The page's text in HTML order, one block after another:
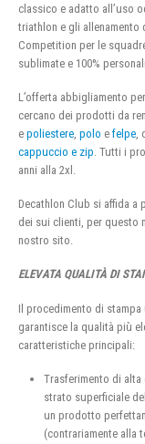
classico e adatto all’uso
triathlon e gli allenamento
Competition per le
sublimate e 100%
L’offerta abbigliamento
cercano dei prodotti da
e poliestere polo e felpe
cappuccio e zip . Tutti i
anni alla 2xl.
Decathlon Club si affida
dei sui clienti, per questo
nostro sito.
ELEVATA QUALITÀ DI
Il procedimento di
garantisce la qualità più
caratteristiche principali:
Trasferimento di alta
strato superficiale
un prodotto
(contrariamente alla